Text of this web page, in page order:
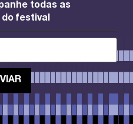
todas as
do festival